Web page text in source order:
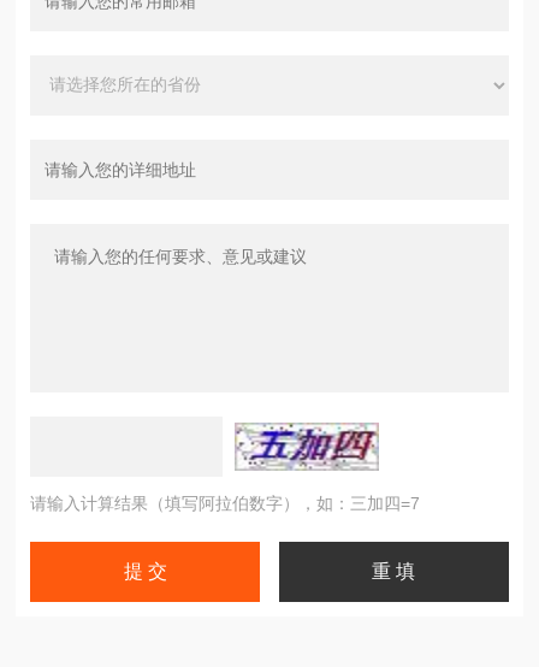
请输入计算结果（填写阿拉伯数字），如：三加四=7